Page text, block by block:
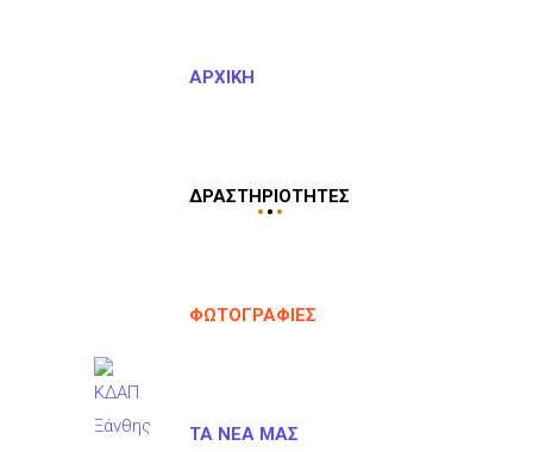
ΑΡΧΙΚΉ
ΔΡΑΣΤΗΡΙΌΤΗΤΕΣ
ΦΩΤΟΓΡΑΦΊΕΣ
ΤΑ ΝΈΑ ΜΑΣ